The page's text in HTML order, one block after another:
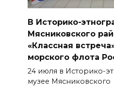
В Историко-
Мясниковского
«Классная
морского флота
24 июля в Историко-
музее Мясниковского